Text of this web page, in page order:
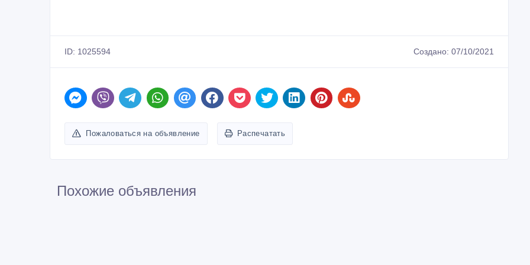
ID: 1025594 Создано: 07/10/2021
Пожаловаться на объявление Распечатать
Похожие объявления